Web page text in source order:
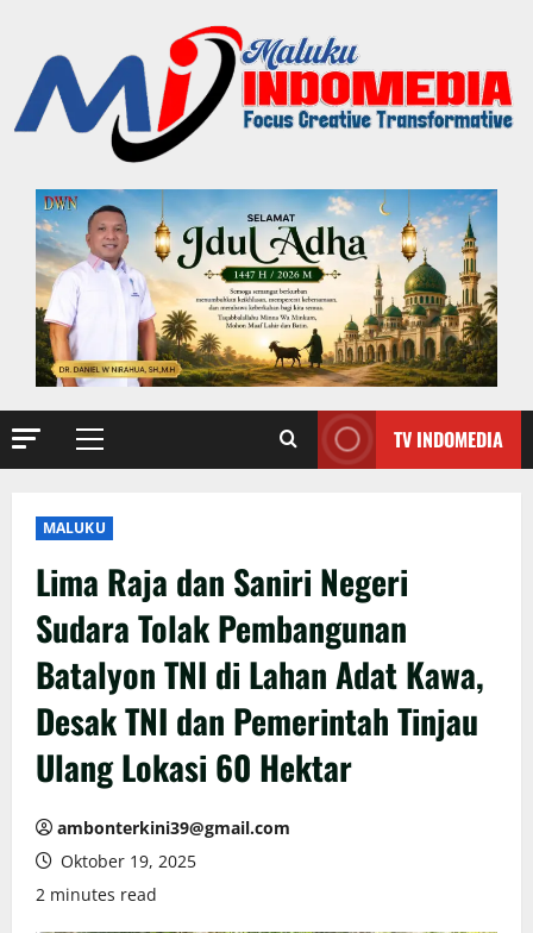
TV INDOMEDIA
MALUKU
Lima Raja dan Saniri Negeri
Sudara Tolak Pembangunan
Batalyon TNI di Lahan Adat Kawa,
Desak TNI dan Pemerintah Tinjau
Ulang Lokasi 60 Hektar
ambonterkini39@gmail.com
Oktober 19, 2025
2 minutes read